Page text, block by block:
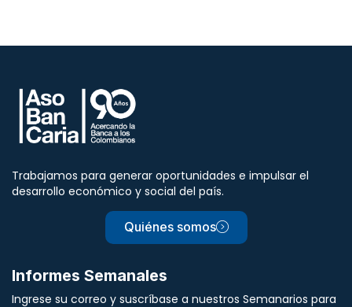
Trabajamos para generar oportunidades e impulsar el
desarrollo económico y social del país.
Quiénes somos
Informes Semanales
Ingrese su correo y suscríbase a nuestros Semanarios para